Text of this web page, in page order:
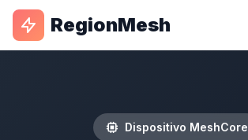
RegionMesh
Dispositivo MeshCore